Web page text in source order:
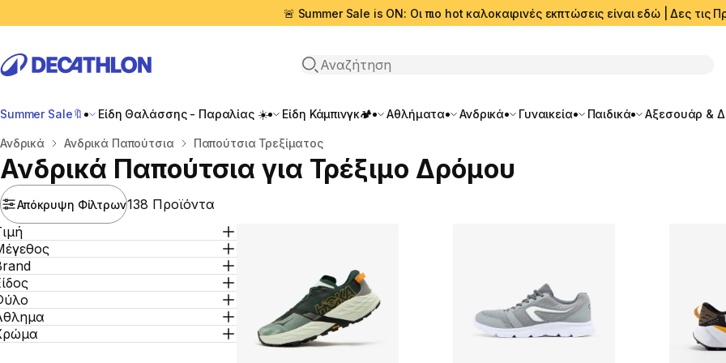
🚨 Summer Sale is ON: Οι πιο hot καλοκαιρινές εκπτώσεις είναι εδώ | Δες τις
Αναζήτηση
Summer Sale🔖 Είδη Θαλάσσης - Παραλίας ☀️ Είδη Κάμπινγκ🏕️ Αθλήματα Ανδρικά Γυναικεία Παιδικά Αξεσουάρ &
Αρχική σελίδα
Ανδρικά Ανδρικά Παπούτσια Παπούτσια Τρεξίματος
Ανδρικά Παπούτσια για Τρέξιμο Δρόμου
Απόκρυψη Φίλτρων138 Προϊόντα